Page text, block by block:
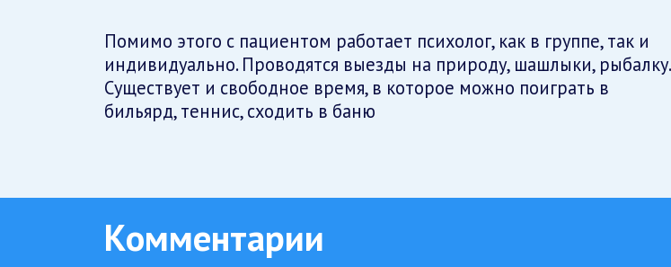
Помимо этого с пациентом работает психолог, как в группе, так и
индивидуально. Проводятся выезды на природу, шашлыки, рыбалку.
Существует и свободное время, в которое можно поиграть в
бильярд, теннис, сходить в баню
Комментарии